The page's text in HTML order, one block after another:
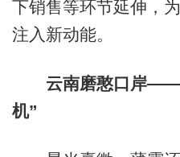
下销售等环节延伸，
注入新动能。
云南磨憨口岸——
机”